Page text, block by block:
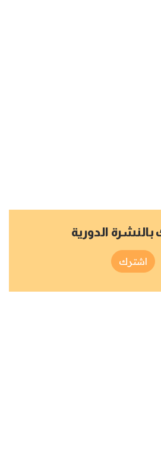
الدورية
اشترك